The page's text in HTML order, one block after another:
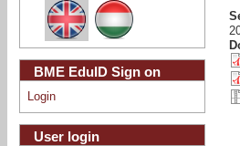
BME EduID Sign on
Login
User login